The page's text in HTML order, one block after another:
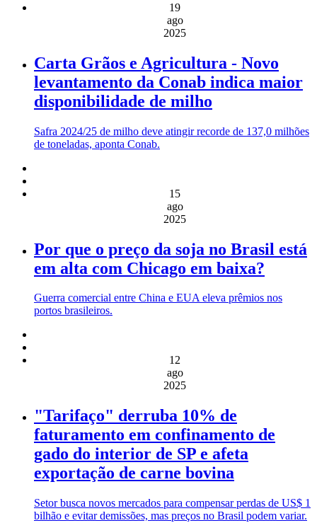
19
ago
2025
Carta Grãos e Agricultura - Novo
levantamento da Conab indica maior
disponibilidade de milho
Safra 2024/25 de milho deve atingir recorde de 137,0 milhões
de toneladas, aponta Conab.
15
ago
2025
Por que o preço da soja no Brasil está
em alta com Chicago em baixa?
Guerra comercial entre China e EUA eleva prêmios nos
portos brasileiros.
12
ago
2025
"Tarifaço" derruba 10% de
faturamento em confinamento de
gado do interior de SP e afeta
exportação de carne bovina
Setor busca novos mercados para compensar perdas de US$ 1
bilhão e evitar demissões, mas preços no Brasil podem variar.